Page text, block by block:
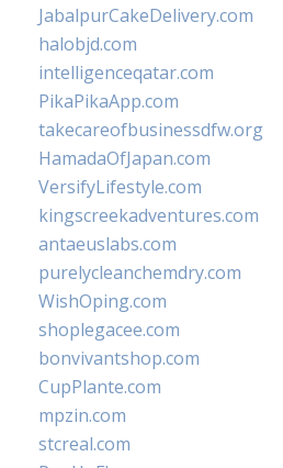
JabalpurCakeDelivery.com
halobjd.com
intelligenceqatar.com
PikaPikaApp.com
takecareofbusinessdfw.org
HamadaOfJapan.com
VersifyLifestyle.com
kingscreekadventures.com
antaeuslabs.com
purelycleanchemdry.com
WishOping.com
shoplegacee.com
bonvivantshop.com
CupPlante.com
mpzin.com
stcreal.com